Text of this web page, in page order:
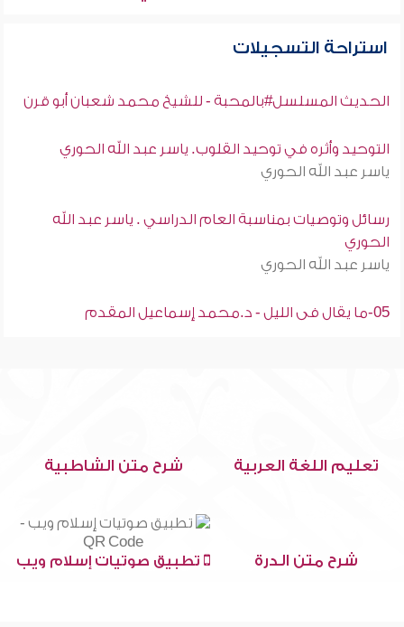
استراحة التسجيلات
الحديث المسلسل#بالمحبة - للشيخ محمد شعبان أبو قرن
التوحيد وأثره في توحيد القلوب. ياسر عبد الله الحوري
ياسر عبد الله الحوري
رسائل وتوصيات بمناسبة العام الدراسي . ياسر عبد الله
الحوري
ياسر عبد الله الحوري
05-ما يقال فى الليل - د.محمد إسماعيل المقدم
تعليم اللغة العربية شرح متن الشاطبية
شرح متن الدرة تطبيق صوتيات إسلام ويب